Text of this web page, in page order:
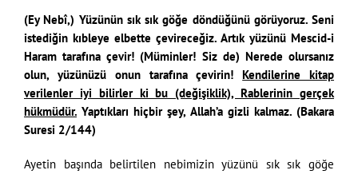
(Ey Nebî,) Yüzünün sık sık göğe döndüğünü görüyoruz. Seni
istediğin kıbleye elbette çevireceğiz. Artık yüzünü Mescid-i
Haram tarafına çevir! (Müminler! Siz de) Nerede olursanız
olun, yüzünüzü onun tarafına çevirin!Kendilerine kitap
verilenler iyi bilirler ki bu (değişiklik), Rablerinin gerçek
hükmüdür. Yaptıkları hiçbir şey, Allah’a gizli kalmaz. (Bakara
Suresi 2/144)
Ayetin başında belirtilen nebimizin yüzünü sık sık göğe